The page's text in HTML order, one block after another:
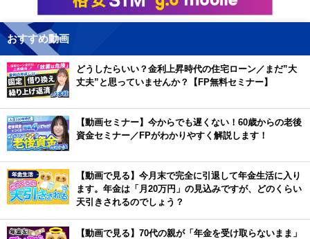
おすすめ動画
どうしたらいい？金利上昇時代の住宅ローン／まだ”大
丈夫”と思っていませんか？【FP無料セミナー】
【動画セミナー】今からでも遅くない！60歳からの老後
資金セミナー／FPがわかりやすく解説します！
【動画で見る】今月末で完全に引退して年金生活に入り
ます。年金は「月20万円」の見込みですが、どのくらい
天引きされるのでしょう？
【動画で見る】70代の親が「年金を受け取らないまま」